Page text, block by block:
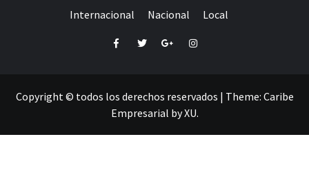
Internacional Nacional Local
FacebookTwitterGoogle+Instagram
Copyright © todos los derechos reservados | Theme: Caribe
Empresarial byXU.